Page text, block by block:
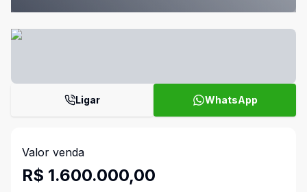
Ligar WhatsApp
Valor venda
R$ 1.600.000,00